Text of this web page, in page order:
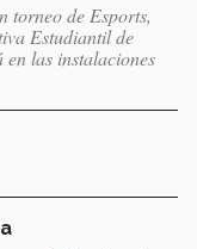
torneo de Esports,
Estudiantil de
las instalaciones